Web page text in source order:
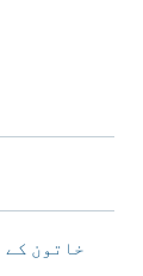
خاتون کے